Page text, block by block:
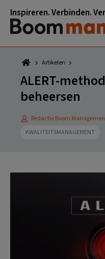
naar
hoofdnavigatie
naar
hoofd
inhoud
naar
eerste
sidebar
naar
voettekst
Inspireren. Verbinden.
Artikelen
ALERT-
beheersen
Redactie Boom
KWALITEITSMANAGEMENT